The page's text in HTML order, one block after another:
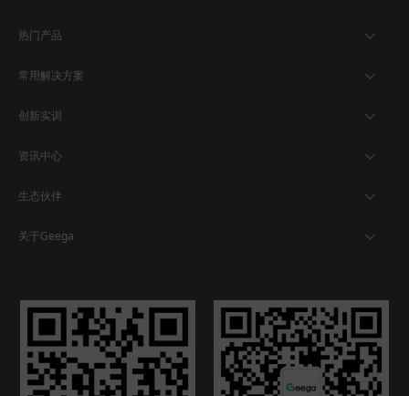
热门产品
常用解决方案
创新实训
资讯中心
生态伙伴
关于Geega